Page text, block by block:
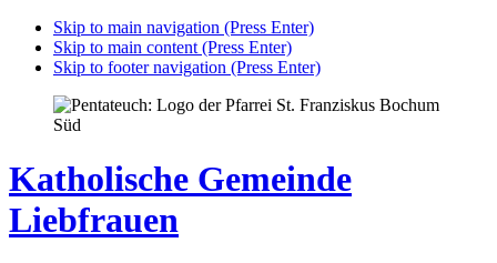
Skip to main navigation (Press Enter)
Skip to main content (Press Enter)
Skip to footer navigation (Press Enter)
Katholische Gemeinde
Liebfrauen